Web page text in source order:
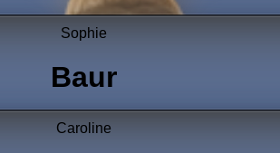
Sophie
Baur
Caroline